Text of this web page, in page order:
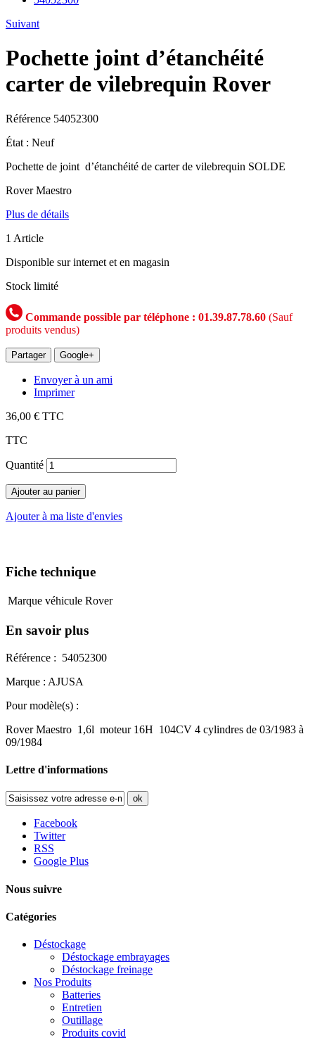
Suivant
Pochette joint d’étanchéité
carter de vilebrequin Rover
Référence 54052300
État : Neuf
Pochette de joint d’étanchéité de carter de vilebrequin SOLDE
Rover Maestro
Plus de détails
1 Article
Disponible sur internet et en magasin
Stock limité
Commande possible par téléphone : 01.39.87.78.60 (Sauf
produits vendus)
Partager Google+
Envoyer à un ami
Imprimer
36,00 € TTC
TTC
Quantité
Ajouter au panier
Ajouter à ma liste d'envies
Fiche technique
Marque véhicule Rover
En savoir plus
Référence : 54052300
Marque : AJUSA
Pour modèle(s) :
Rover Maestro 1,6l moteur 16H 104CV 4 cylindres de 03/1983 à
09/1984
Lettre d'informations
ok
Facebook
Twitter
RSS
Google Plus
Nous suivre
Catégories
Déstockage
Déstockage embrayages
Déstockage freinage
Nos Produits
Batteries
Entretien
Outillage
Produits covid